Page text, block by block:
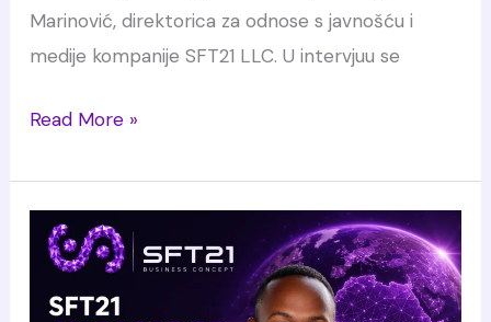
Marinović, direktorica za odnose s javnošću i
medije kompanije SFT21 LLC. U intervjuu se
Ekskluzivni
Domizio
Cipriani
Read More »